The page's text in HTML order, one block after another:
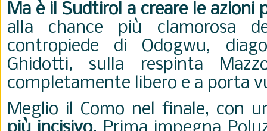
Ma è il Sudtirol a creare le azioni
alla chance più clamorosa
contropiede di Odogwu,
Ghidotti, sulla respinta
completamente libero e a porta
Meglio il Como nel finale, con